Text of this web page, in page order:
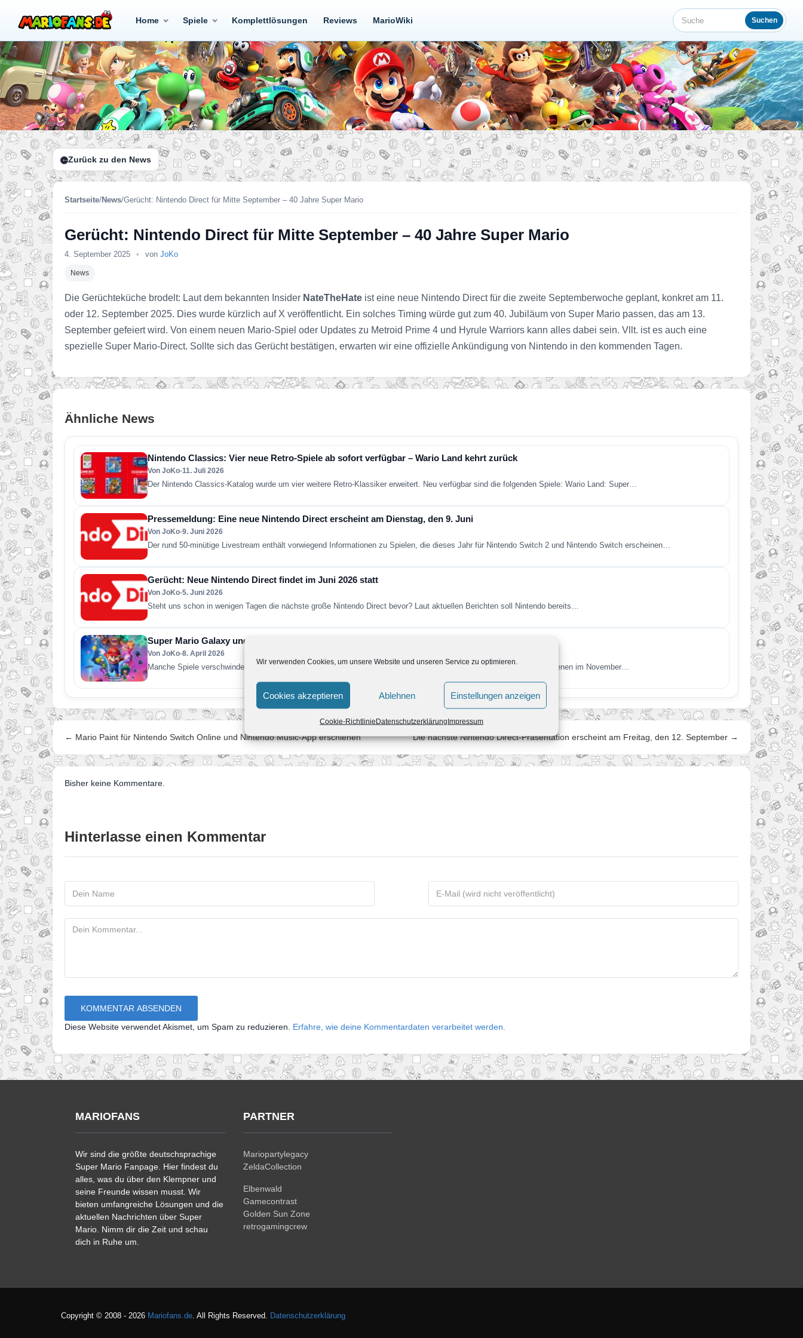
Wir verwenden Cookies, um unsere Website und unseren Service zu optimieren.
Cookies akzeptieren Ablehnen Einstellungen anzeigen
Cookie-RichtlinieDatenschutzerklärungImpressum
Home Spiele Komplettlösungen Reviews MarioWiki Suche Suchen
Zurück zu den News
Startseite/News/Gerücht: Nintendo Direct für Mitte September – 40 Jahre Super Mario
Gerücht: Nintendo Direct für Mitte September – 40 Jahre Super Mario
4. September 2025 • von JoKo
News
Die Gerüchteküche brodelt: Laut dem bekannten Insider NateTheHate ist eine neue Nintendo Direct für die zweite Septemberwoche geplant, konkret am 11.
oder 12. September 2025. Dies wurde kürzlich auf X veröffentlicht. Ein solches Timing würde gut zum 40. Jubiläum von Super Mario passen, das am 13.
September gefeiert wird. Von einem neuen Mario-Spiel oder Updates zu Metroid Prime 4 und Hyrule Warriors kann alles dabei sein. Vllt. ist es auch eine
spezielle Super Mario-Direct. Sollte sich das Gerücht bestätigen, erwarten wir eine offizielle Ankündigung von Nintendo in den kommenden Tagen.
Ähnliche News
Nintendo Classics: Vier neue Retro-Spiele ab sofort verfügbar – Wario Land kehrt zurück
Von JoKo•11. Juli 2026
Der Nintendo Classics-Katalog wurde um vier weitere Retro-Klassiker erweitert. Neu verfügbar sind die folgenden Spiele: Wario Land: Super…
Pressemeldung: Eine neue Nintendo Direct erscheint am Dienstag, den 9. Juni
Von JoKo•9. Juni 2026
Der rund 50-minütige Livestream enthält vorwiegend Informationen zu Spielen, die dieses Jahr für Nintendo Switch 2 und Nintendo Switch erscheinen…
Gerücht: Neue Nintendo Direct findet im Juni 2026 statt
Von JoKo•5. Juni 2026
Steht uns schon in wenigen Tagen die nächste große Nintendo Direct bevor? Laut aktuellen Berichten soll Nintendo bereits…
Super Mario Galaxy und was Fans in den nächsten Jahren erwartet
Von JoKo•8. April 2026
Manche Spiele verschwinden nach ein paar Jahren aus dem kollektiven Gedächtnis. Super Mario Galaxy nicht. Erschienen im November…
← Mario Paint für Nintendo Switch Online und Nintendo Music-App erschienen Die nächste Nintendo Direct-Präsentation erscheint am Freitag, den 12. September →
Bisher keine Kommentare.
Hinterlasse einen Kommentar
Diese Website verwendet Akismet, um Spam zu reduzieren. Erfahre, wie deine Kommentardaten verarbeitet werden.
MARIOFANS
Wir sind die größte deutschsprachige
Super Mario Fanpage. Hier findest du
alles, was du über den Klempner und
seine Freunde wissen musst. Wir
bieten umfangreiche Lösungen und die
aktuellen Nachrichten über Super
Mario. Nimm dir die Zeit und schau
dich in Ruhe um.
PARTNER
Mariopartylegacy
ZeldaCollection
Elbenwald
Gamecontrast
Golden Sun Zone
retrogamingcrew
Copyright © 2008 - 2026 Mariofans.de. All Rights Reserved. Datenschutzerklärung